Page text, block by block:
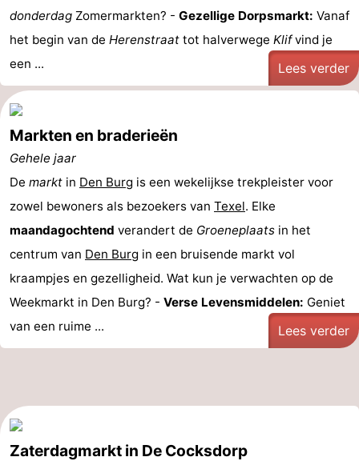
donderdag Zomermarkten? - Gezellige Dorpsmarkt: Vanaf
het begin van de Herenstraat tot halverwege Klifvind je
een ...
Lees verder
Markten en braderieën
Gehele jaar
De markt in Den Burg is een wekelijkse trekpleister voor
zowel bewoners als bezoekers van Texel. Elke
maandagochtend verandert de Groeneplaats in het
centrum van Den Burg in een bruisende markt vol
kraampjes en gezelligheid. Wat kun je verwachten op de
Weekmarkt in Den Burg? - Verse Levensmiddelen: Geniet
van een ruime ...
Lees verder
Zaterdagmarkt in De Cocksdorp